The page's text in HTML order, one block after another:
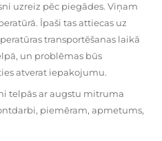
uzreiz pēc piegādes. Viņam
Īpaši tas attiecas uz
transportēšanas laikā
un problēmas būs
atverat iepakojumu.
telpās ar augstu mitruma
piemēram, apmetums,